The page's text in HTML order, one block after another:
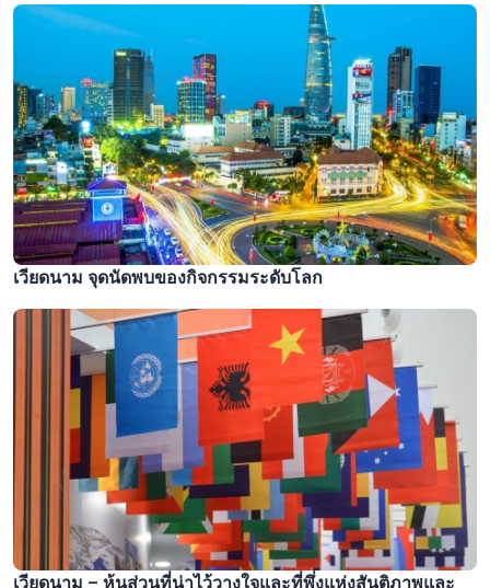
เวียดนาม จุดนัดพบของกิจกรรมระดับโลก
เวียดนาม – หุ้นส่วนที่น่าไว้วางใจและที่พึ่งแห่งสันติภาพและ